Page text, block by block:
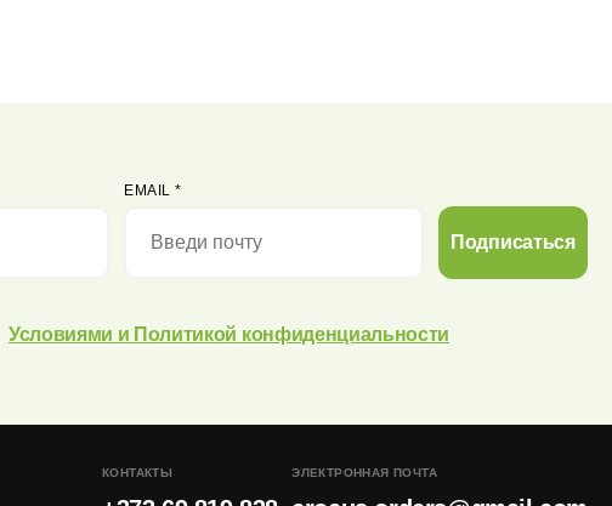
EMAIL*
Подписаться
Условиями и Политикой конфиденциальности
КОНТАКТЫ ЭЛЕКТРОННАЯ ПОЧТА